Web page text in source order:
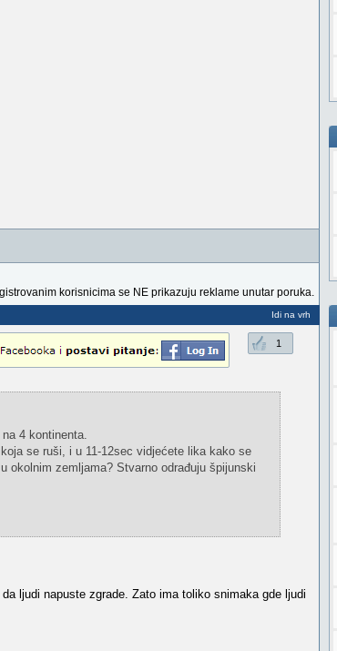
korisnicima se NE prikazuju reklame unutar poruka.
Idi na vrh
1
4 kontinenta.
se ruši, i u 11-12sec vidjećete lika kako se
okolnim zemljama? Stvarno odrađuju špijunski
ljudi napuste zgrade. Zato ima toliko snimaka gde ljudi